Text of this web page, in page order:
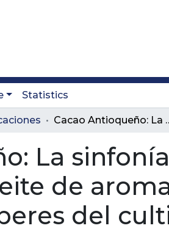
Statistics
Cacao Antioqueño: La sinfonía microbiana,
La
de
del